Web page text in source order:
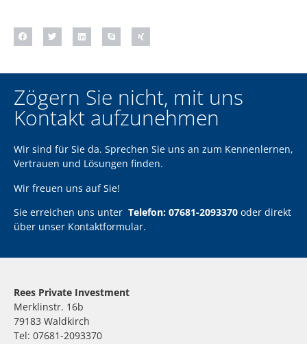
Zögern Sie nicht, mit uns
Kontakt aufzunehmen
Wir sind für Sie da. Sprechen Sie uns an zum Kennenlernen,
Vertrauen und Lösungen finden.
Wir freuen uns auf Sie!
Sie erreichen uns unter Telefon: 07681-2093370 oder direkt
über unser Kontaktformular.
Rees Private Investment
Merklinstr. 16b
79183 Waldkirch
Tel: 07681-2093370